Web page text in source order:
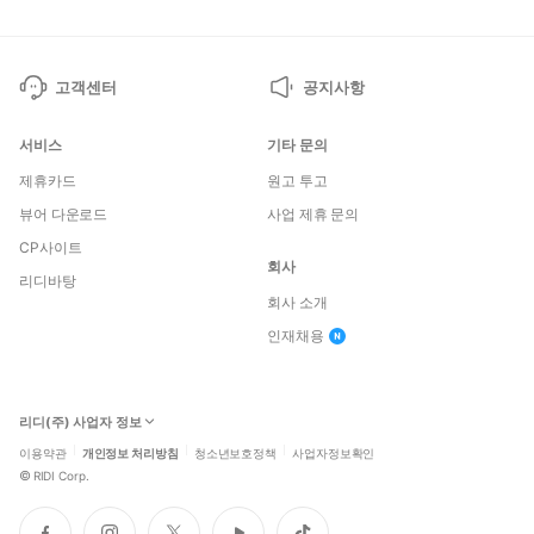
고객센터 공지사항
서비스
제휴카드
뷰어 다운로드
CP사이트
리디바탕
기타 문의
원고 투고
사업 제휴 문의
회사
회사 소개
인재채용
리디(주) 사업자 정보
이용약관 개인정보 처리방침 청소년보호정책 사업자정보확인
© RIDI Corp.